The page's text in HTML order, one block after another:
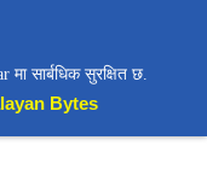
सार्बधिक सुरक्षित छ.
Bytes